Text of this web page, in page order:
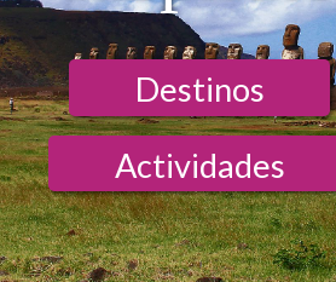
Destinos
Actividades